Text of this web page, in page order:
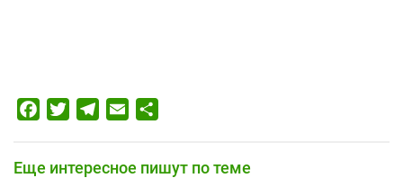
FacebookTwitterTelegram
Email
Еще интересное пишут по теме